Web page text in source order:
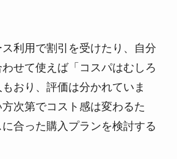
利用で割引を受けたり、自分
せて使えば「コスパはむしろ
おり​、評価は分かれていま
次第でコスト感は変わるた
合った購入プランを検討する